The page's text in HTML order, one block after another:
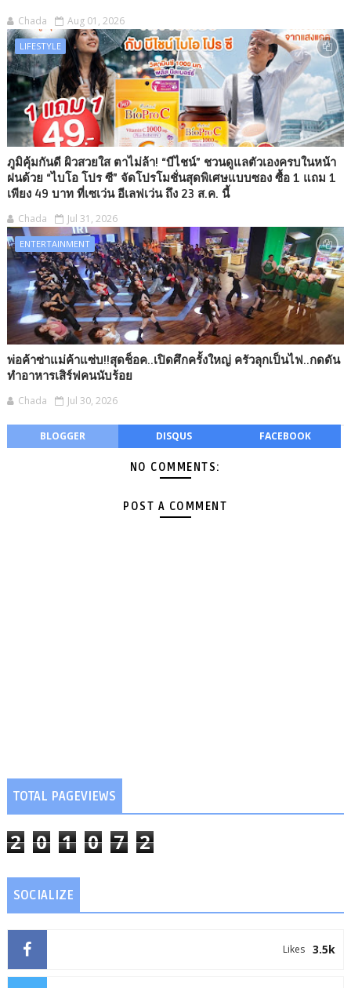
Chada Aug 01, 2026
LIFESTYLE
ภูมิคุ้มกันดี ผิวสวยใส ตาไม่ล้า! “บีไชน์” ชวนดูแลตัวเองครบในหน้า
ฝนด้วย “ไบโอ โปร ซี” จัดโปรโมชั่นสุดพิเศษแบบซอง ซื้อ 1 แถม 1
เพียง 49 บาท ที่เซเว่น อีเลฟเว่น ถึง 23 ส.ค. นี้
Chada Jul 31, 2026
ENTERTAINMENT
พ่อค้าซ่าแม่ค้าแซ่บ!!สุดช็อค..เปิดศึกครั้งใหญ่ ครัวลุกเป็นไฟ..กดดัน
ทำอาหารเสิร์ฟคนนับร้อย
Chada Jul 30, 2026
BLOGGER DISQUS FACEBOOK
NO COMMENTS:
POST A COMMENT
TOTAL PAGEVIEWS
2 0 1 0 7 2
SOCIALIZE
3.5k
Likes